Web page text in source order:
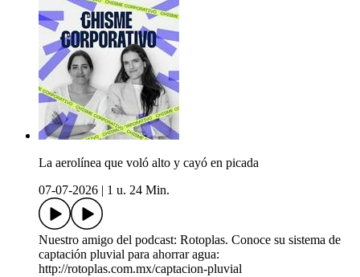
La aerolínea que voló alto y cayó en picada
07-07-2026
1 u. 24 Min.
Nuestro amigo del podcast: Rotoplas. Conoce su sistema de
captación pluvial para ahorrar agua:
http://rotoplas.com.mx/captacion-pluvial